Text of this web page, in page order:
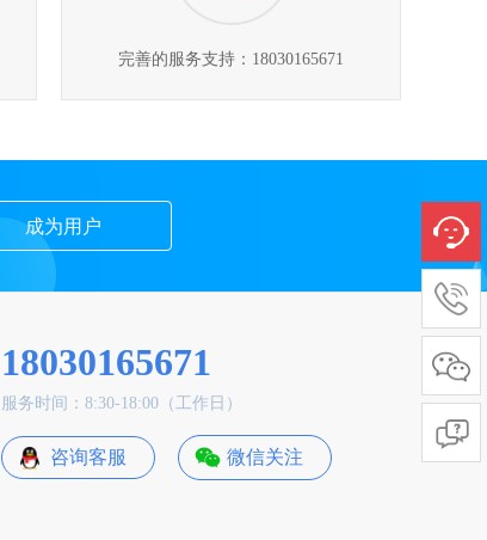
完善的服务支持：18030165671
成为用户
18030165671
服务时间：8:30-18:00（工作日）
咨询客服 微信关注